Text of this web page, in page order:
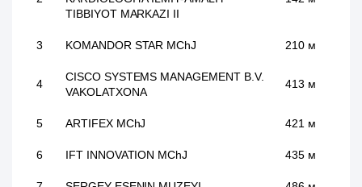
TIBBIYOT MARKAZI II
3 KOMANDOR STAR MChJ 210 м
4
CISCO SYSTEMS MANAGEMENT B.V.
VAKOLATXONA
413 м
5 ARTIFEX MChJ 421 м
6 IFT INNOVATION MChJ 435 м